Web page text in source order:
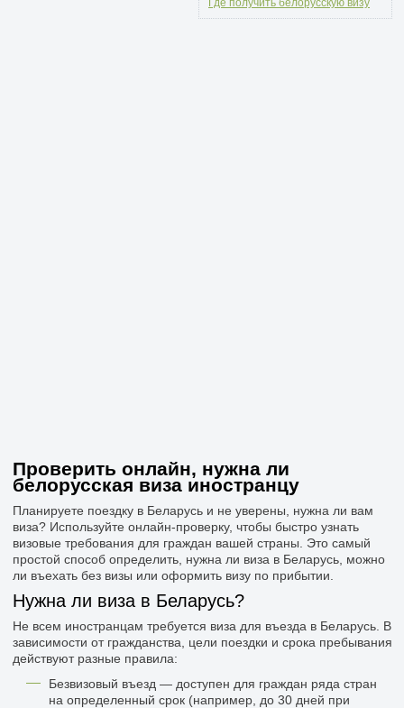
Где получить белорусскую визу
Проверить онлайн, нужна ли
белорусская виза иностранцу
Планируете поездку в Беларусь и не уверены, нужна ли вам
виза? Используйте онлайн-проверку, чтобы быстро узнать
визовые требования для граждан вашей страны. Это самый
простой способ определить, нужна ли виза в Беларусь, можно
ли въехать без визы или оформить визу по прибытии.
Нужна ли виза в Беларусь?
Не всем иностранцам требуется виза для въезда в Беларусь. В
зависимости от гражданства, цели поездки и срока пребывания
действуют разные правила:
Безвизовый въезд — доступен для граждан ряда стран
на определенный срок (например, до 30 дней при